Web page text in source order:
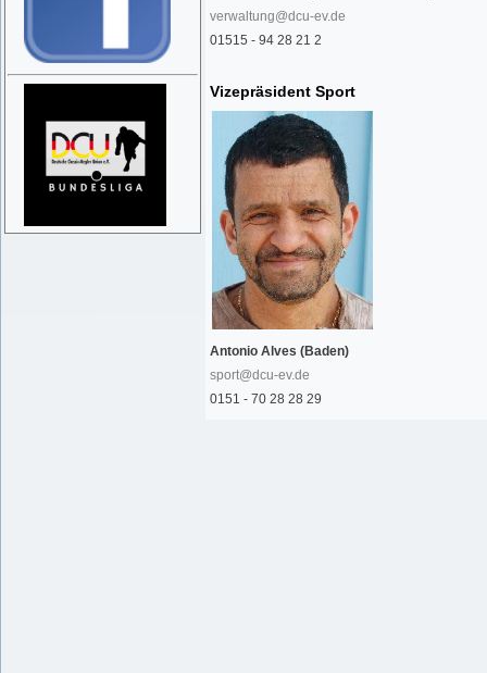
verwaltung@dcu-ev.de
01515 - 94 28 21 2
Vizepräsident Sport
Antonio Alves (Baden)
sport@dcu-ev.de
0151 - 70 28 28 29